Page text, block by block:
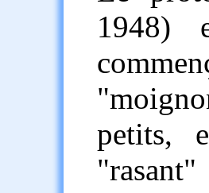
1948)
petits,